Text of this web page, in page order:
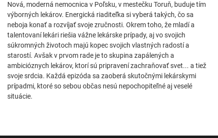
Nová, moderná nemocnica v Poľsku, v mestečku Toruň, buduje tím
výborných lekárov. Energická riaditeľka si vyberá takých, čo sa
neboja konať a rozvíjať svoje zručnosti. Okrem toho, že mladí a
talentovaní lekári riešia vážne lekárske prípady, aj vo svojich
súkromných životoch majú kopec svojich vlastných radostí a
starostí. Avšak v prvom rade je to skupina zapálených a
ambicióznych lekárov, ktorí sú pripravení zachraňovať svet... a tiež
svoje srdcia. Každá epizóda sa zaoberá skutočnými lekárskymi
prípadmi, ktoré so sebou občas nesú nepochopiteľné aj veselé
situácie.